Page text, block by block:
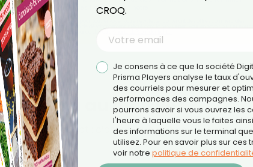
Pour en savoir plus sur ces traceurs, voir notre
utilisée par Digital Prisma Playerspour vous envoyer votre newsletter contenant des offres commerciales
vous désinscrire en utilisant le lien de désabonnement intégré dans la newsletter. Pour en savoir plus et
vos droits, prenez connaissance de notre
au air fryer ?
qu’un gadget : c’est un allié précieux pour
avantages :
CROQ.
Je consens à ce que la société
Prisma Players analyse le taux
des courriels pour mesurer et
performances des campagnes.
pourrons savoir si vous ouvrez les
l'heure à laquelle vous le faites
des informations sur le terminal
utilisez. Pour en savoir plus sur ces
voir notre politique de